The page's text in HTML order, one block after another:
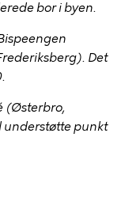
bor i byen.
Det
(Østerbro,
understøtte punkt